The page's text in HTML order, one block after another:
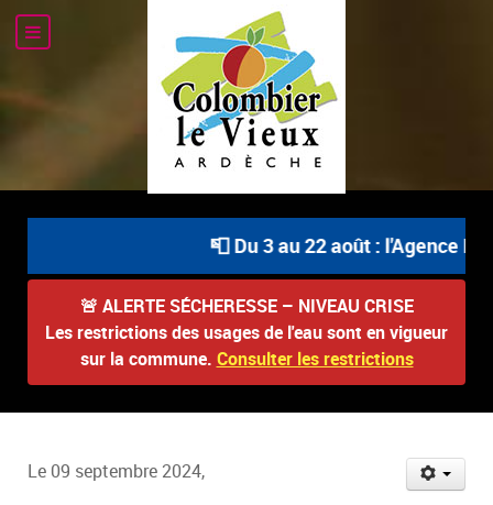
📮 Du 3 au 22 août : l'Agence
🚨 ALERTE SÉCHERESSE – NIVEAU CRISE
Les restrictions des usages de l'eau sont en vigueur
sur la commune. Consulter les restrictions
Le 09 septembre 2024,